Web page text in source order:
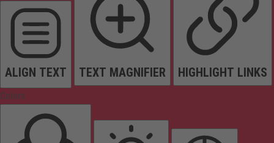
ALIGN TEXT TEXT MAGNIFIER HIGHLIGHT LINKS
Colors